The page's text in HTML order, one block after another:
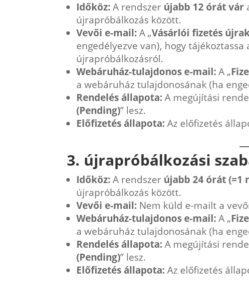
Időköz:A rendszer újabb 12 órát vár
újrapróbálkozás között.
Vevői e-mail:A „Vásárlói fizetés
engedélyezve van), hogy
újrapróbálkozásról.
Webáruház-tulajdonos e-mail:A „
a webáruház tulajdonosának (ha
Rendelés állapota:A megújítási
(Pending)” lesz.
Előfizetés állapota:Az előfizetés
3. újrapróbálkozási
Időköz:A rendszer újabb 24 órát (=1
újrapróbálkozás között.
Vevői e-mail: Nem küld e-mailt a
Webáruház-tulajdonos e-mail:A „
a webáruház tulajdonosának (ha
Rendelés állapota:A megújítási
(Pending)” lesz.
Előfizetés állapota:Az előfizetés